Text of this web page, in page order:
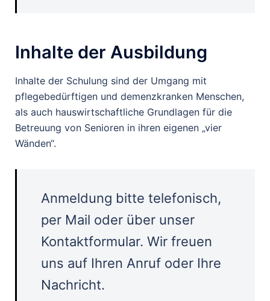
Inhalte der Ausbildung
Inhalte der Schulung sind der Umgang mit
pflegebedürftigen und demenzkranken Menschen,
als auch hauswirtschaftliche Grundlagen für die
Betreuung von Senioren in ihren eigenen „vier
Wänden“.
Anmeldung bitte telefonisch,
per Mail oder über unser
Kontaktformular. Wir freuen
uns auf Ihren Anruf oder Ihre
Nachricht.